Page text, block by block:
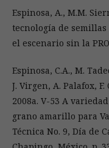
Espinosa, A., M.M.
tecnología de
el escenario sin la
Espinosa, C.A., M.
J. Virgen, A. Palafox,
2008a. V-53 A
grano amarillo para
Técnica No. 9, Día de